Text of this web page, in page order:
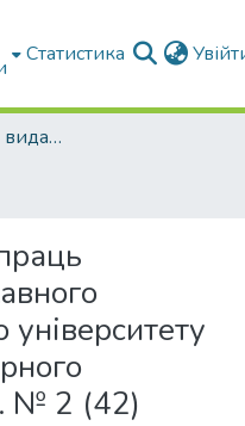
Статистика
Наукові періодичні видання ТДАТУ
університету
№ 2 (42)